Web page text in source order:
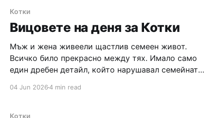
Котки
Вицовете на деня за Котки
Мъж и жена живеели щастлив семеен живот.
Всичко било прекрасно между тях. Имало само
един дребен детайл, който нарушавал семейната
да се крие зад гардероба. Горката жена вече била
04 Jun 20264 min read
Котки